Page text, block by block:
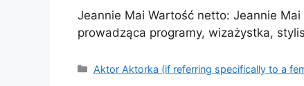
Jeannie Mai Wartość netto: Jeannie
prowadząca programy, wizażystka,
Categories
Aktor Aktorka (if referring specifically to a